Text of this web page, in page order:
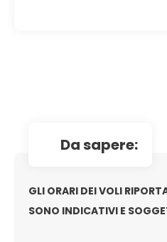
da sapere:
GLI ORARI DEI VOLI
SONO INDICATIVI E